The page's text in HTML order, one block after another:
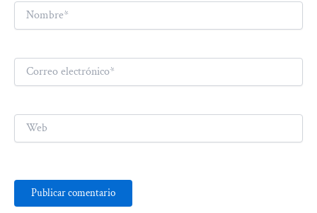
Nombre*
Correo
electrónico*
Web